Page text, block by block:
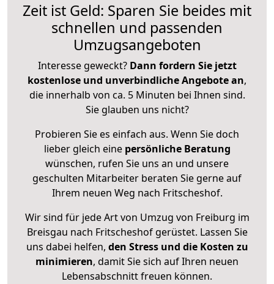
Zeit ist Geld: Sparen Sie beides mit
schnellen und passenden
Umzugsangeboten
Interesse geweckt? Dann fordern Sie jetzt
kostenlose und unverbindliche Angebote an,
die innerhalb von ca. 5 Minuten bei Ihnen sind.
Sie glauben uns nicht?
Probieren Sie es einfach aus. Wenn Sie doch
lieber gleich eine persönliche Beratung
wünschen, rufen Sie uns an und unsere
geschulten Mitarbeiter beraten Sie gerne auf
Ihrem neuen Weg nach Fritscheshof.
Wir sind für jede Art von Umzug von Freiburg im
Breisgau nach Fritscheshof gerüstet. Lassen Sie
uns dabei helfen, den Stress und die Kosten zu
minimieren, damit Sie sich auf Ihren neuen
Lebensabschnitt freuen können.